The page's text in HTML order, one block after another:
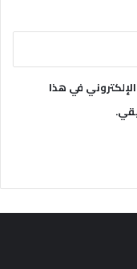
في هذا